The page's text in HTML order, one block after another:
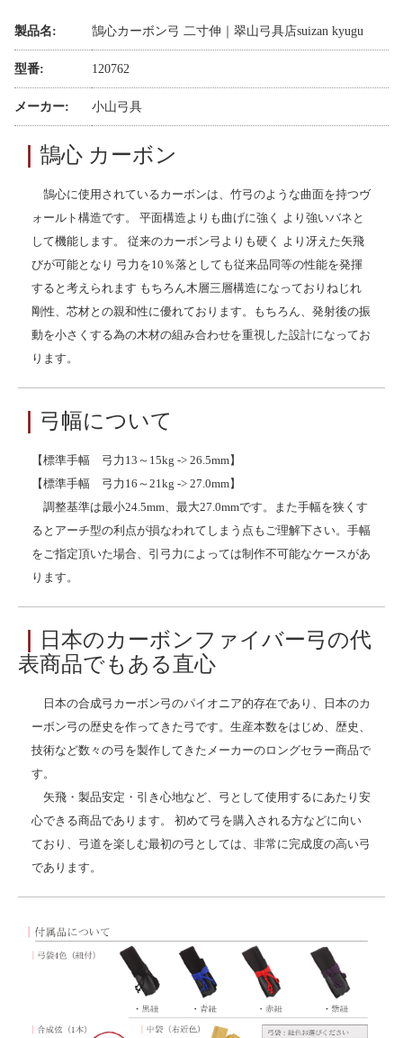
製品名: 鵠心カーボン弓 二寸伸｜翠山弓具店suizan kyugu
型番: 120762
メーカー: 小山弓具
鵠心 カーボン
鵠心に使用されているカーボンは、竹弓のような曲面を持つヴ
ォールト構造です。 平面構造よりも曲げに強く より強いバネと
して機能します。 従来のカーボン弓よりも硬く より冴えた矢飛
びが可能となり 弓力を10％落としても従来品同等の性能を発揮
すると考えられます もちろん木層三層構造になっておりねじれ
剛性、芯材との親和性に優れております。もちろん、発射後の振
動を小さくする為の木材の組み合わせを重視した設計になってお
ります。
弓幅について
【標準手幅 弓力13～15kg -> 26.5mm】
【標準手幅 弓力16～21kg -> 27.0mm】
調整基準は最小24.5mm、最大27.0mmです。また手幅を狭くす
るとアーチ型の利点が損なわれてしまう点もご理解下さい。手幅
をご指定頂いた場合、引弓力によっては制作不可能なケースがあ
ります。
日本のカーボンファイバー弓の代
表商品でもある直心
日本の合成弓カーボン弓のパイオニア的存在であり、日本のカ
ーボン弓の歴史を作ってきた弓です。生産本数をはじめ、歴史、
技術など数々の弓を製作してきたメーカーのロングセラー商品で
す。
矢飛・製品安定・引き心地など、弓として使用するにあたり安
心できる商品であります。 初めて弓を購入される方などに向い
ており、弓道を楽しむ最初の弓としては、非常に完成度の高い弓
であります。